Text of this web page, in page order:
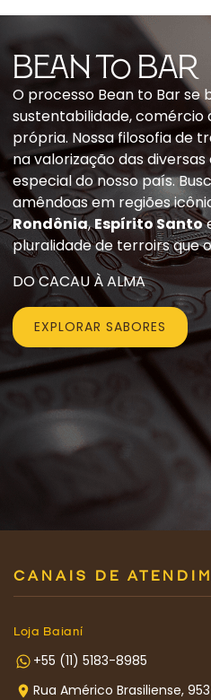
BEAN to Bar
O processo Bean to Bar se
sustentabilidade,
própria. Nossa filosofia de
na valorização das
especial do nosso país.
amêndoas em regiões
Rondônia,Espírito Santo
pluralidade de terroirs que
DO CACAU À ALMA
EXPLORAR SABORES
CANAIS DE
Loja Baianí
+55 (11) 5183-8985
Rua Américo Brasiliense,